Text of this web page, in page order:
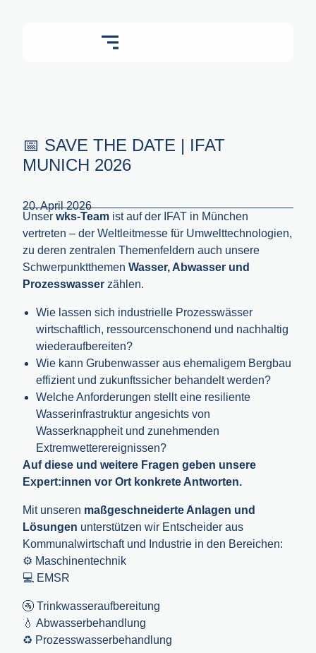
📅 SAVE THE DATE | IFAT
MUNICH 2026
20. April 2026
Unser wks-Team ist auf der IFAT in München
vertreten – der Weltleitmesse für Umwelttechnologien,
zu deren zentralen Themenfeldern auch unsere
Schwerpunktthemen Wasser, Abwasser und
Prozesswasser zählen.
Wie lassen sich industrielle Prozesswässer
wirtschaftlich, ressourcenschonend und nachhaltig
wiederaufbereiten?
Wie kann Grubenwasser aus ehemaligem Bergbau
effizient und zukunftssicher behandelt werden?
Welche Anforderungen stellt eine resiliente
Wasserinfrastruktur angesichts von
Wasserknappheit und zunehmenden
Extremwetterereignissen?
Auf diese und weitere Fragen geben unsere
Expert:innen vor Ort konkrete Antworten.
Mit unseren maßgeschneiderte Anlagen und
Lösungen unterstützen wir Entscheider aus
Kommunalwirtschaft und Industrie in den Bereichen:
⚙️ Maschinentechnik
💻 EMSR
🚰 Trinkwasseraufbereitung
💧 Abwasserbehandlung
♻️ Prozesswasserbehandlung